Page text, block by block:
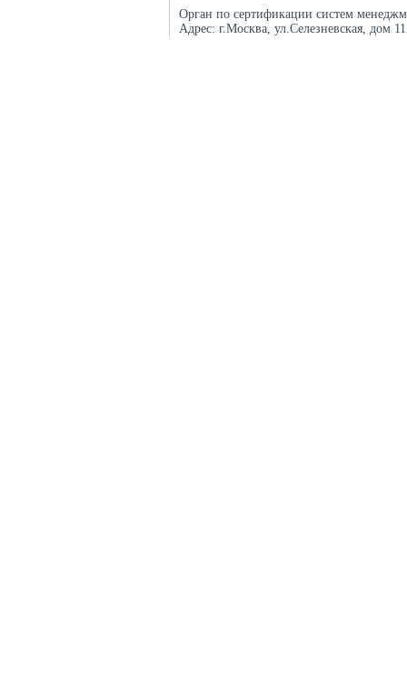
Орган по сертификации систем
Адрес: г.Москва, ул.Селезневская, дом